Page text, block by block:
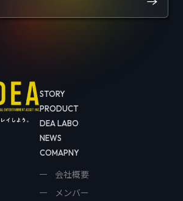
STORY
PRODUCT
DEA LABO
NEWS
COMAPNY
会社概要
メンバー